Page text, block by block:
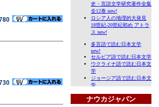
ナウカジャパン